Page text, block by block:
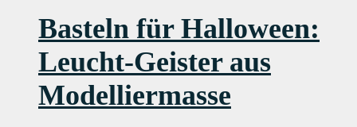
Basteln für Halloween:
Leucht-Geister aus
Modelliermasse